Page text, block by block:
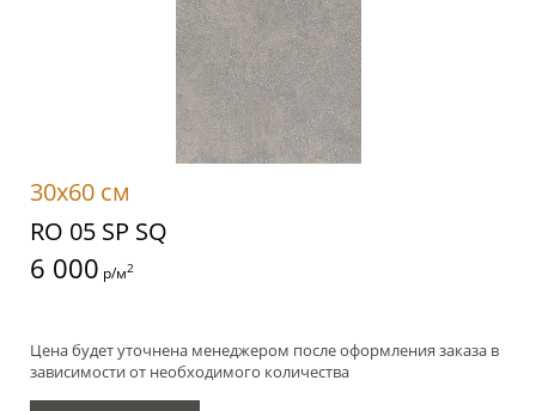
30x60 см
RO 05 SP SQ
6 000 р/м2
Цена будет уточнена менеджером после оформления заказа в
зависимости от необходимого количества